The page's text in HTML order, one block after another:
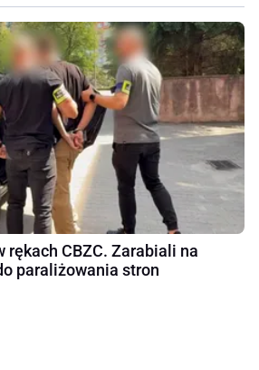
rękach CBZC. Zarabiali na
paraliżowania stron